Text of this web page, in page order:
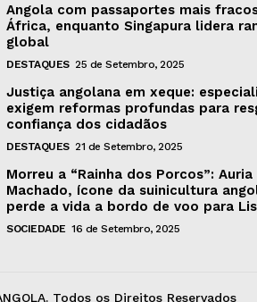
Angola com passaportes mais
África, enquanto Singapura lidera
global
DESTAQUES 25 de Setembro, 2025
Justiça angolana em xeque:
exigem reformas profundas para
confiança dos cidadãos
DESTAQUES 21 de Setembro, 2025
Morreu a “Rainha dos Porcos”: Auria
Machado, ícone da suinicultura
perde a vida a bordo de voo para
SOCIEDADE 16 de Setembro, 2025
Todos os Direitos Reservados